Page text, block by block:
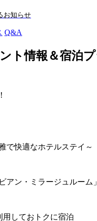
お知らせ
Q&A
ト情報＆宿泊
で快適なホテルステイ～
アン・ミラージュルーム
しておトクに宿泊